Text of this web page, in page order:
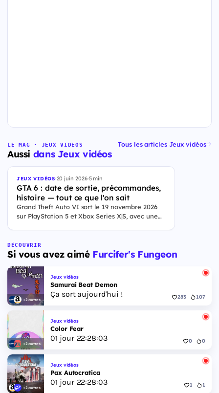
LE MAG · JEUX VIDÉOS
Aussi dans Jeux vidéos
Tous les articles Jeux vidéos
JEUX VIDÉOS·20 juin 2026·5 min
GTA 6 : date de sortie, précommandes,
histoire — tout ce que l'on sait
Grand Theft Auto VI sort le 19 novembre 2026
sur PlayStation 5 et Xbox Series X|S, avec une
Floride, et sa ville Vice City. Il met en scène
pour la première fois un duo de protagonistes
jouables, Jason et Lucia, cette dernière étant la
première héroïne jouable d'un GTA principal.
DÉCOUVRIR
Si vous avez aimé Furcifer's Fungeon
+2 autres
Jeux vidéos
Samurai Beat Demon
Ça sort aujourd'hui ! 283 107
+2 autres
Jeux vidéos
Color Fear
01 jour 22:28:03 0 0
+2 autres
Jeux vidéos
Pax Autocratica
01 jour 22:28:03 1 1